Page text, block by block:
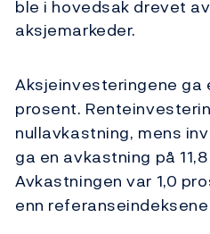
ble i hovedsak drevet
aksjemarkeder.
Aksjeinvesteringene ga
prosent.
nullavkastning, mens
ga en avkastning på
Avkastningen var 1,0
enn